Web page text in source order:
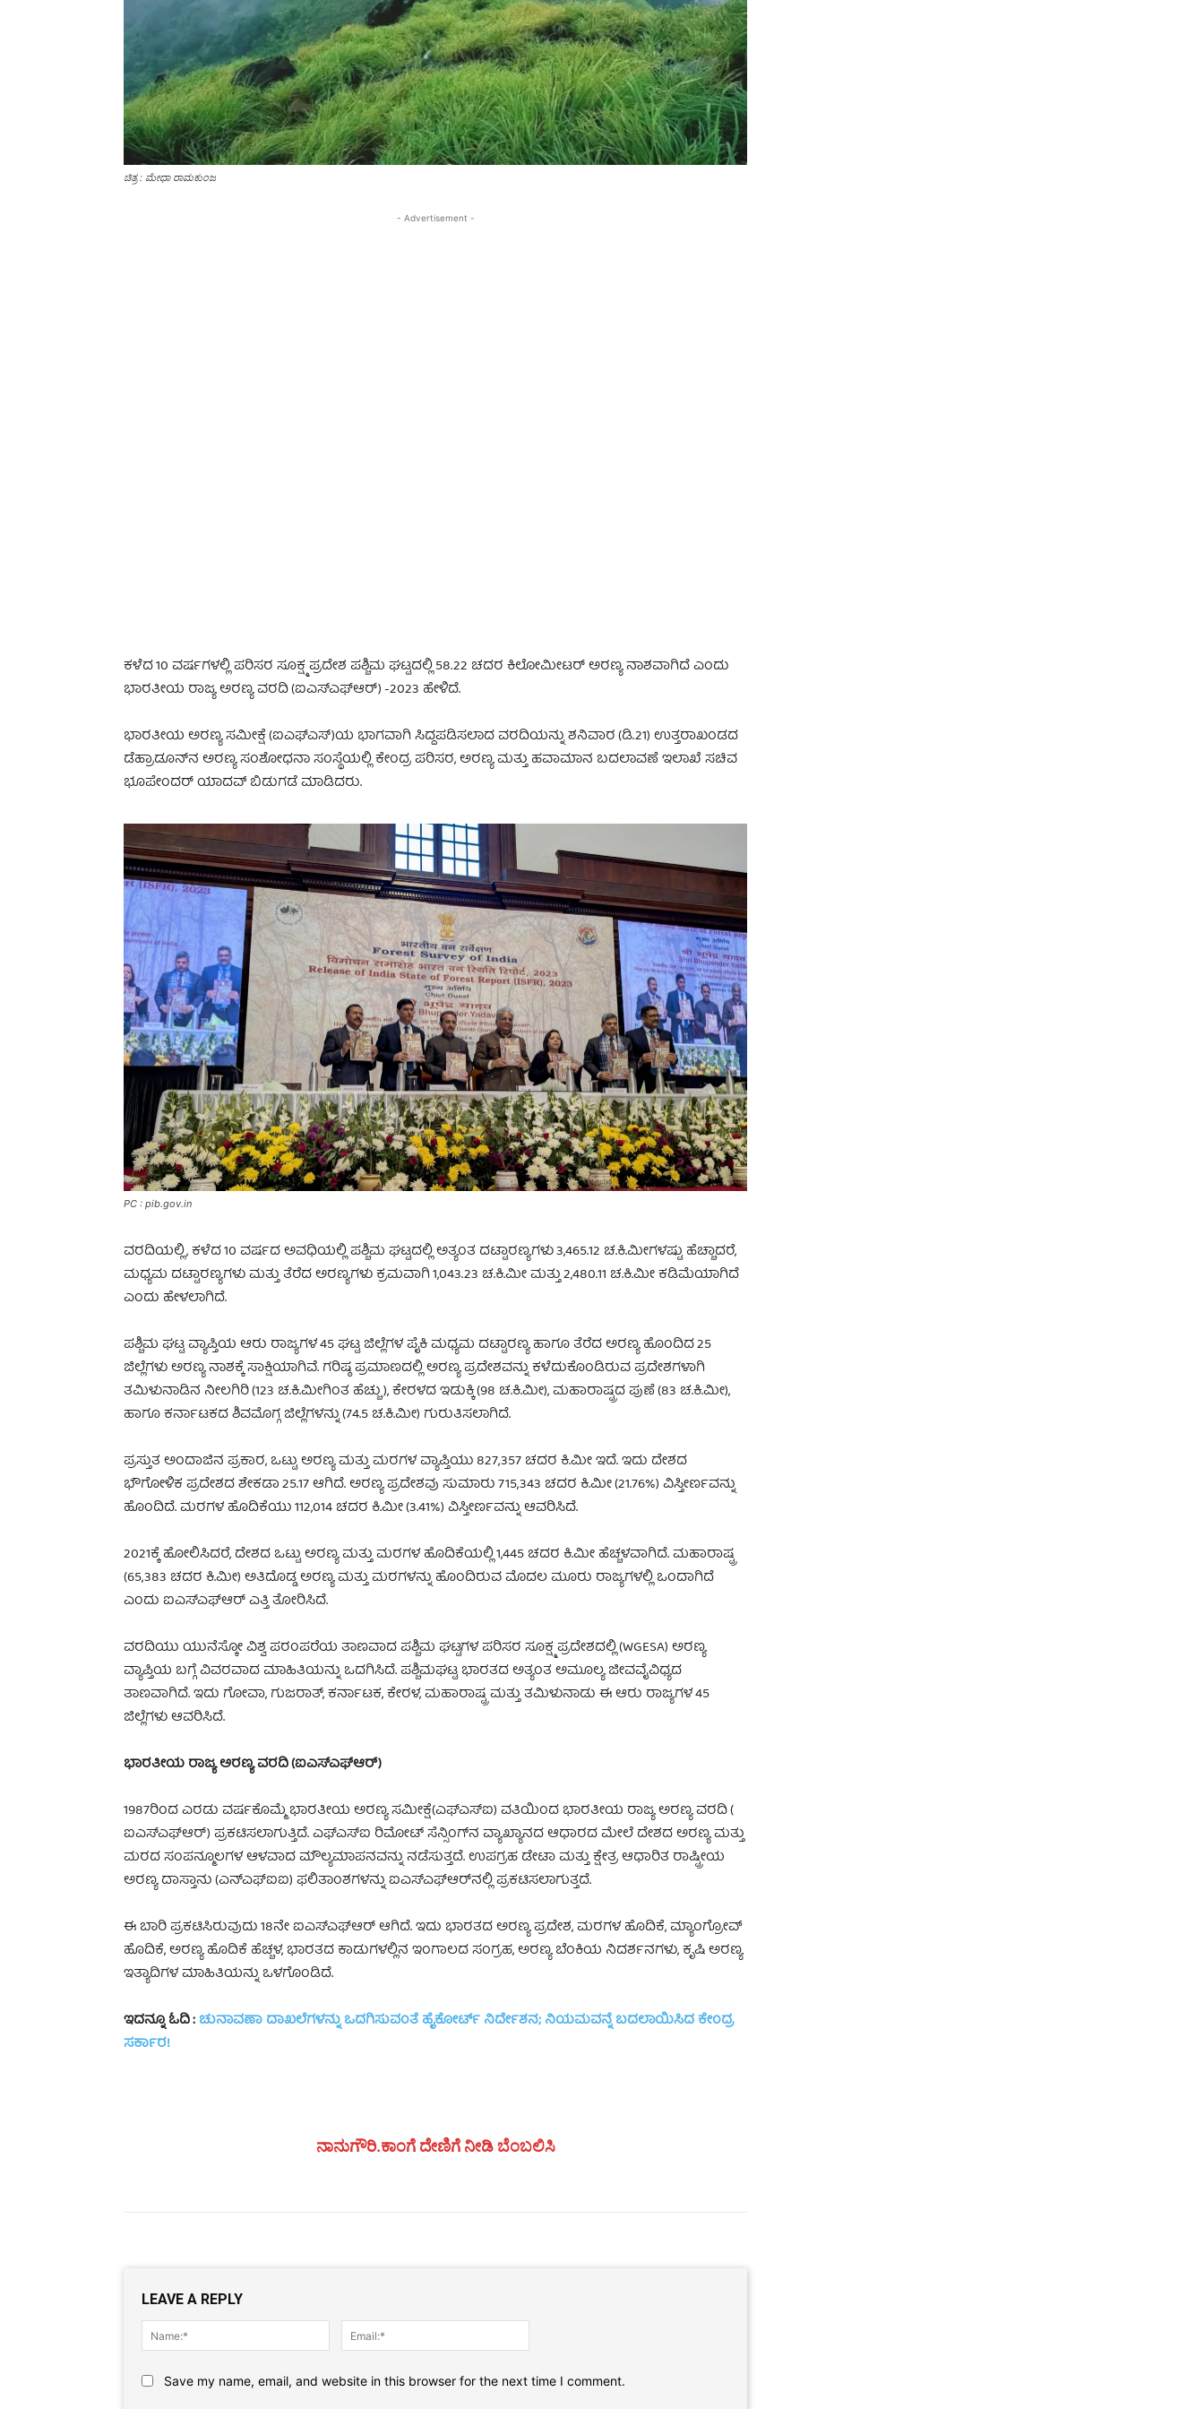
ಚಿತ್ರ : ಮೇಧಾ ರಾಮಕುಂಜ
- Advertisement -
ಕಳೆದ 10 ವರ್ಷಗಳಲ್ಲಿ ಪರಿಸರ ಸೂಕ್ಷ್ಮ ಪ್ರದೇಶ ಪಶ್ಚಿಮ ಘಟ್ಟದಲ್ಲಿ 58.22 ಚದರ ಕಿಲೋಮೀಟರ್ ಅರಣ್ಯ ನಾಶವಾಗಿದೆ ಎಂದು
ಭಾರತೀಯ ರಾಜ್ಯ ಅರಣ್ಯ ವರದಿ (ಐಎಸ್‌ಎಫ್‌ಆರ್‌) -2023 ಹೇಳಿದೆ.
ಭಾರತೀಯ ಅರಣ್ಯ ಸಮೀಕ್ಷೆ (ಐಎಫ್‌ಎಸ್‌)ಯ ಭಾಗವಾಗಿ ಸಿದ್ದಪಡಿಸಲಾದ ವರದಿಯನ್ನು ಶನಿವಾರ (ಡಿ.21) ಉತ್ತರಾಖಂಡದ
ಡೆಹ್ರಾಡೂನ್‌ನ ಅರಣ್ಯ ಸಂಶೋಧನಾ ಸಂಸ್ಥೆಯಲ್ಲಿ ಕೇಂದ್ರ ಪರಿಸರ, ಅರಣ್ಯ ಮತ್ತು ಹವಾಮಾನ ಬದಲಾವಣೆ ಇಲಾಖೆ ಸಚಿವ
ಭೂಪೇಂದರ್ ಯಾದವ್ ಬಿಡುಗಡೆ ಮಾಡಿದರು.
PC : pib.gov.in
ವರದಿಯಲ್ಲಿ, ಕಳೆದ 10 ವರ್ಷದ ಅವಧಿಯಲ್ಲಿ ಪಶ್ಚಿಮ ಘಟ್ಟದಲ್ಲಿ ಅತ್ಯಂತ ದಟ್ಟಾರಣ್ಯಗಳು 3,465.12 ಚ.ಕಿ.ಮೀಗಳಷ್ಟು ಹೆಚ್ಚಾದರೆ,
ಮಧ್ಯಮ ದಟ್ಟಾರಣ್ಯಗಳು ಮತ್ತು ತೆರೆದ ಅರಣ್ಯಗಳು ಕ್ರಮವಾಗಿ 1,043.23 ಚ.ಕಿ.ಮೀ ಮತ್ತು 2,480.11 ಚ.ಕಿ.ಮೀ ಕಡಿಮೆಯಾಗಿದೆ
ಎಂದು ಹೇಳಲಾಗಿದೆ.
ಪಶ್ಚಿಮ ಘಟ್ಟ ವ್ಯಾಪ್ತಿಯ ಆರು ರಾಜ್ಯಗಳ 45 ಘಟ್ಟ ಜಿಲ್ಲೆಗಳ ಪೈಕಿ ಮಧ್ಯಮ ದಟ್ಟಾರಣ್ಯ ಹಾಗೂ ತೆರೆದ ಅರಣ್ಯ ಹೊಂದಿದ 25
ಜಿಲ್ಲೆಗಳು ಅರಣ್ಯ ನಾಶಕ್ಕೆ ಸಾಕ್ಷಿಯಾಗಿವೆ. ಗರಿಷ್ಠ ಪ್ರಮಾಣದಲ್ಲಿ ಅರಣ್ಯ ಪ್ರದೇಶವನ್ನು ಕಳೆದುಕೊಂಡಿರುವ ಪ್ರದೇಶಗಳಾಗಿ
ತಮಿಳುನಾಡಿನ ನೀಲಗಿರಿ (123 ಚ.ಕಿ.ಮೀಗಿಂತ ಹೆಚ್ಚು), ಕೇರಳದ ಇಡುಕ್ಕಿ (98 ಚ.ಕಿ.ಮೀ), ಮಹಾರಾಷ್ಟ್ರದ ಪುಣೆ (83 ಚ.ಕಿ.ಮೀ),
ಹಾಗೂ ಕರ್ನಾಟಕದ ಶಿವಮೊಗ್ಗ ಜಿಲ್ಲೆಗಳನ್ನು (74.5 ಚ.ಕಿ.ಮೀ) ಗುರುತಿಸಲಾಗಿದೆ.
ಪ್ರಸ್ತುತ ಅಂದಾಜಿನ ಪ್ರಕಾರ, ಒಟ್ಟು ಅರಣ್ಯ ಮತ್ತು ಮರಗಳ ವ್ಯಾಪ್ತಿಯು 827,357 ಚದರ ಕಿ.ಮೀ ಇದೆ. ಇದು ದೇಶದ
ಭೌಗೋಳಿಕ ಪ್ರದೇಶದ ಶೇಕಡಾ 25.17 ಆಗಿದೆ. ಅರಣ್ಯ ಪ್ರದೇಶವು ಸುಮಾರು 715,343 ಚದರ ಕಿ.ಮೀ (21.76%) ವಿಸ್ತೀರ್ಣವನ್ನು
ಹೊಂದಿದೆ. ಮರಗಳ ಹೊದಿಕೆಯು 112,014 ಚದರ ಕಿ.ಮೀ (3.41%) ವಿಸ್ತೀರ್ಣವನ್ನು ಆವರಿಸಿದೆ.
2021ಕ್ಕೆ ಹೋಲಿಸಿದರೆ, ದೇಶದ ಒಟ್ಟು ಅರಣ್ಯ ಮತ್ತು ಮರಗಳ ಹೊದಿಕೆಯಲ್ಲಿ 1,445 ಚದರ ಕಿ.ಮೀ ಹೆಚ್ಚಳವಾಗಿದೆ. ಮಹಾರಾಷ್ಟ್ರ
(65,383 ಚದರ ಕಿ.ಮೀ) ಅತಿದೊಡ್ಡ ಅರಣ್ಯ ಮತ್ತು ಮರಗಳನ್ನು ಹೊಂದಿರುವ ಮೊದಲ ಮೂರು ರಾಜ್ಯಗಳಲ್ಲಿ ಒಂದಾಗಿದೆ
ಎಂದು ಐಎಸ್‌ಎಫ್‌ಆರ್‌ ಎತ್ತಿ ತೋರಿಸಿದೆ.
ವರದಿಯು ಯುನೆಸ್ಕೋ ವಿಶ್ವ ಪರಂಪರೆಯ ತಾಣವಾದ ಪಶ್ಚಿಮ ಘಟ್ಟಗಳ ಪರಿಸರ ಸೂಕ್ಷ್ಮ ಪ್ರದೇಶದಲ್ಲಿ (WGESA) ಅರಣ್ಯ
ವ್ಯಾಪ್ತಿಯ ಬಗ್ಗೆ ವಿವರವಾದ ಮಾಹಿತಿಯನ್ನು ಒದಗಿಸಿದೆ. ಪಶ್ಚಿಮಘಟ್ಟ ಭಾರತದ ಅತ್ಯಂತ ಅಮೂಲ್ಯ ಜೀವವೈವಿಧ್ಯದ
ತಾಣವಾಗಿದೆ. ಇದು ಗೋವಾ, ಗುಜರಾತ್, ಕರ್ನಾಟಕ, ಕೇರಳ, ಮಹಾರಾಷ್ಟ್ರ ಮತ್ತು ತಮಿಳುನಾಡು ಈ ಆರು ರಾಜ್ಯಗಳ 45
ಜಿಲ್ಲೆಗಳು ಆವರಿಸಿದೆ.
ಭಾರತೀಯ ರಾಜ್ಯ ಅರಣ್ಯ ವರದಿ (ಐಎಸ್‌ಎಫ್‌ಆರ್‌)
1987ರಿಂದ ಎರಡು ವರ್ಷಕೊಮ್ಮೆ ಭಾರತೀಯ ಅರಣ್ಯ ಸಮೀಕ್ಷೆ(ಎಫ್‌ಎಸ್‌ಐ) ವತಿಯಿಂದ ಭಾರತೀಯ ರಾಜ್ಯ ಅರಣ್ಯ ವರದಿ (
ಐಎಸ್‌ಎಫ್‌ಆರ್‌) ಪ್ರಕಟಿಸಲಾಗುತ್ತಿದೆ. ಎಫ್‌ಎಸ್‌ಐ ರಿಮೋಟ್ ಸೆನ್ಸಿಂಗ್‌ನ ವ್ಯಾಖ್ಯಾನದ ಆಧಾರದ ಮೇಲೆ ದೇಶದ ಅರಣ್ಯ ಮತ್ತು
ಮರದ ಸಂಪನ್ಮೂಲಗಳ ಆಳವಾದ ಮೌಲ್ಯಮಾಪನವನ್ನು ನಡೆಸುತ್ತದೆ. ಉಪಗ್ರಹ ಡೇಟಾ ಮತ್ತು ಕ್ಷೇತ್ರ ಆಧಾರಿತ ರಾಷ್ಟ್ರೀಯ
ಅರಣ್ಯ ದಾಸ್ತಾನು (ಎನ್‌ಎಫ್‌ಐಐ) ಫಲಿತಾಂಶಗಳನ್ನು ಐಎಸ್‌ಎಫ್‌ಆರ್‌ನಲ್ಲಿ ಪ್ರಕಟಿಸಲಾಗುತ್ತದೆ.
ಈ ಬಾರಿ ಪ್ರಕಟಿಸಿರುವುದು 18ನೇ ಐಎಸ್‌ಎಫ್‌ಆರ್‌ ಆಗಿದೆ. ಇದು ಭಾರತದ ಅರಣ್ಯ ಪ್ರದೇಶ, ಮರಗಳ ಹೊದಿಕೆ, ಮ್ಯಾಂಗ್ರೋವ್
ಹೊದಿಕೆ, ಅರಣ್ಯ ಹೊದಿಕೆ ಹೆಚ್ಚಳ, ಭಾರತದ ಕಾಡುಗಳಲ್ಲಿನ ಇಂಗಾಲದ ಸಂಗ್ರಹ, ಅರಣ್ಯ ಬೆಂಕಿಯ ನಿದರ್ಶನಗಳು, ಕೃಷಿ ಅರಣ್ಯ
ಇತ್ಯಾದಿಗಳ ಮಾಹಿತಿಯನ್ನು ಒಳಗೊಂಡಿದೆ.
ಇದನ್ನೂ ಓದಿ :ಚುನಾವಣಾ ದಾಖಲೆಗಳನ್ನು ಒದಗಿಸುವಂತೆ ಹೈಕೋರ್ಟ್ ನಿರ್ದೇಶನ; ನಿಯಮವನ್ನೆ ಬದಲಾಯಿಸಿದ ಕೇಂದ್ರ
ಸರ್ಕಾರ!
ನಾನುಗೌರಿ.ಕಾಂಗೆ ದೇಣಿಗೆ ನೀಡಿ ಬೆಂಬಲಿಸಿ
LEAVE A REPLY
Name:*
Save my name, email, and website in this browser for the next time I comment.